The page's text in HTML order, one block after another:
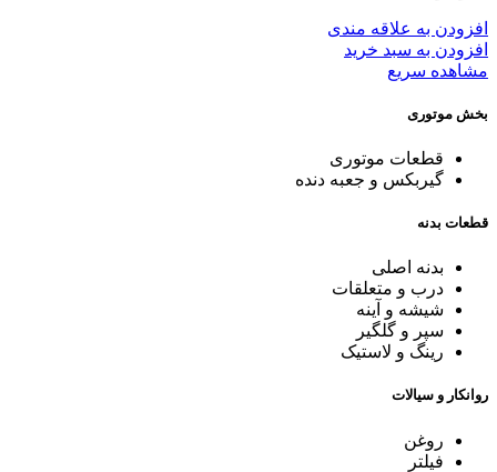
افزودن به علاقه مندی
افزودن به سبد خرید
مشاهده سریع
بخش موتوری
قطعات موتوری
گیربکس و جعبه دنده
قطعات بدنه
بدنه اصلی
درب و متعلقات
شیشه و آینه
سپر و گلگیر
رینگ و لاستیک
روانکار و سیالات
روغن
فیلتر